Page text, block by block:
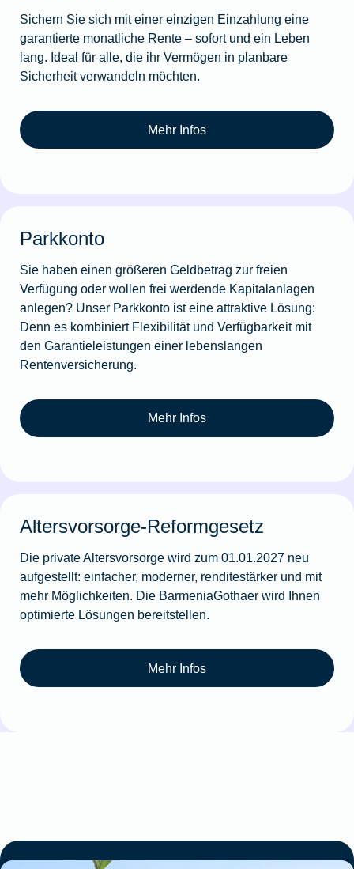
Sichern Sie sich mit einer einzigen Einzahlung eine
garantierte monatliche Rente – sofort und ein Leben
lang. Ideal für alle, die ihr Vermögen in planbare
Sicherheit verwandeln möchten.
Mehr Infos
Parkkonto
Sie haben einen größeren Geldbetrag zur freien
Verfügung oder wollen frei werdende Kapitalanlagen
anlegen? Unser Parkkonto ist eine attraktive Lösung:
Denn es kombiniert Flexibilität und Verfügbarkeit mit
den Garantieleistungen einer lebenslangen
Rentenversicherung.
Mehr Infos
Altersvorsorge-Reformgesetz
Die private Altersvorsorge wird zum 01.01.2027 neu
aufgestellt: einfacher, moderner, renditestärker und mit
mehr Möglichkeiten. Die BarmeniaGothaer wird Ihnen
optimierte Lösungen bereitstellen.
Mehr Infos